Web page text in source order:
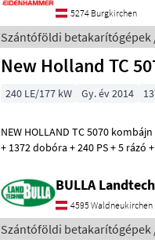
5274 Burgkirchen
Szántóföldi betakarítógépek
New Holland TC
240 LE/177 kW Gy. év 2014
NEW HOLLAND TC 5070
+ 1372 dobóra + 240 PS + 5 rázó
BULLA
4595 Waldneukirchen
Szántóföldi betakarítógépek